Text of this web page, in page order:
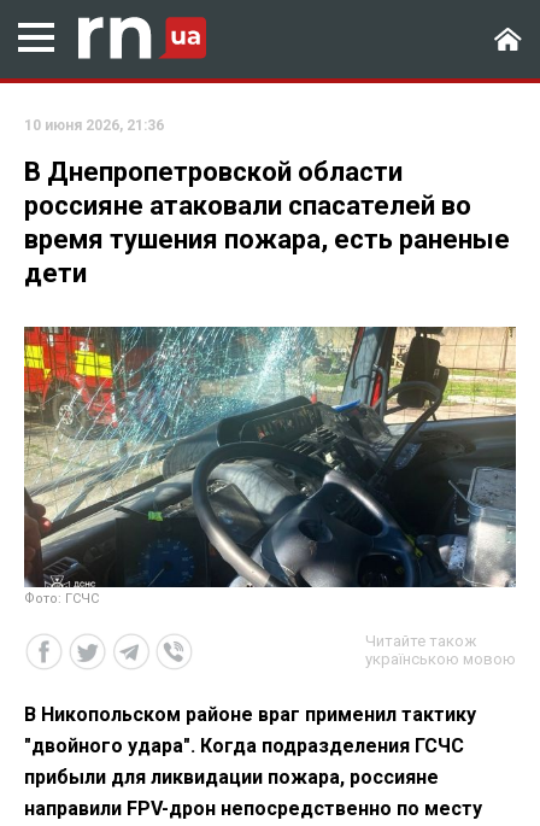
10 июня 2026, 21:36
В Днепропетровской области
россияне атаковали спасателей во
время тушения пожара, есть раненые
дети
Фото: ГСЧС
Читайте також
українською мовою
В Никопольском районе враг применил тактику
"двойного удара". Когда подразделения ГСЧС
прибыли для ликвидации пожара, россияне
направили FPV-дрон непосредственно по месту